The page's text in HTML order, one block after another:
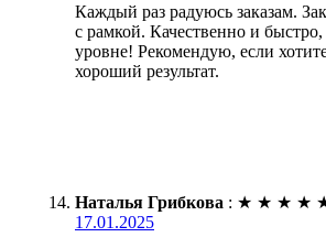
Каждый раз радуюсь заказам.
с рамкой. Качественно и
уровне! Рекомендую, если
хороший результат.
Наталья Грибкова : ★ ★ ★ ★
17.01.2025